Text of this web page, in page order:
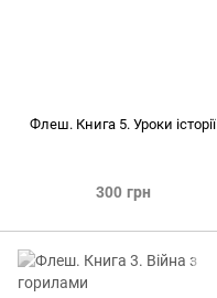
Флеш. Книга 5. Уроки історії
300 грн